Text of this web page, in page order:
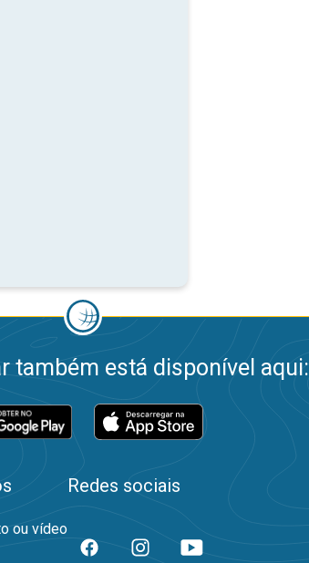
também está disponível aqui:
ou vídeo
Redes sociais